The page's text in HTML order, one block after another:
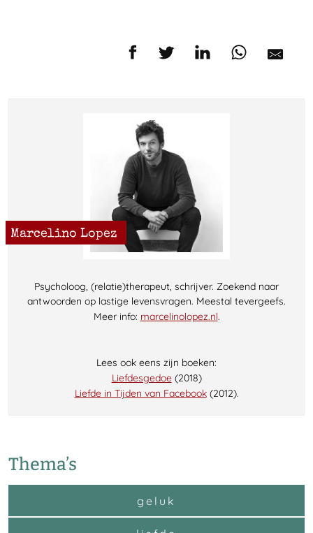
Marcelino Lopez
Psycholoog, (relatie)therapeut, schrijver. Zoekend naar
antwoorden op lastige levensvragen. Meestal tevergeefs.
Meer info: marcelinolopez.nl.
Lees ook eens zijn boeken:
Liefdesgedoe(2018)
Liefde in Tijden van Facebook(2012).
Thema’s
geluk